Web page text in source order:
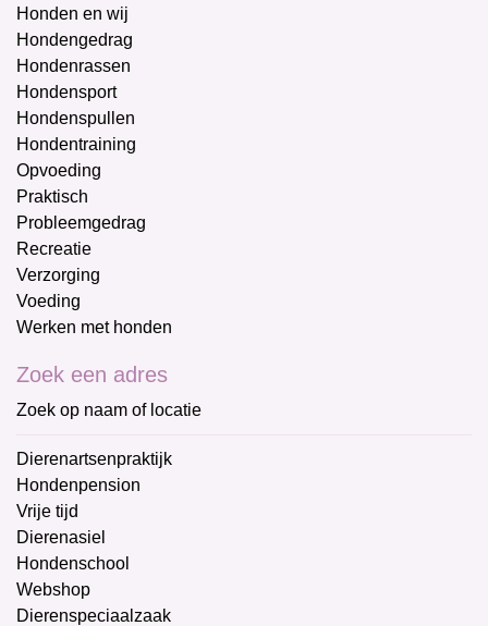
Honden en wij
Hondengedrag
Hondenrassen
Hondensport
Hondenspullen
Hondentraining
Opvoeding
Praktisch
Probleemgedrag
Recreatie
Verzorging
Voeding
Werken met honden
Zoek een adres
Zoek op naam of locatie
Dierenartsenpraktijk
Hondenpension
Vrije tijd
Dierenasiel
Hondenschool
Webshop
Dierenspeciaalzaak